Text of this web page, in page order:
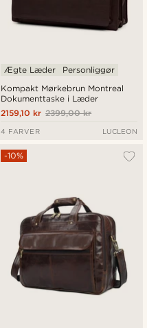
Kompakt Mørkebrun Montreal
Dokumenttaske i Læder
Ægte Læder Personliggør
2399,00 kr
2159,10 kr
4 FARVER LUCLEON
-10%